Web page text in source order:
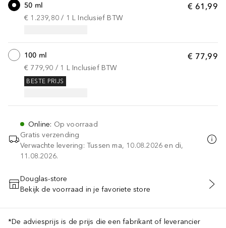
€ 61,99
50 ml
€ 1.239,80 / 1 L Inclusief BTW
€ 77,99
100 ml
€ 779,90 / 1 L Inclusief BTW
BESTE PRIJS
Online: Op voorraad
Gratis verzending
Verwachte levering: Tussen ma, 10.08.2026 en di,
11.08.2026.
VOEG TOE AAN WINKELMANDJE
Douglas-store
Bekijk de voorraad in je favoriete store
*De adviesprijs is de prijs die een fabrikant of leverancier